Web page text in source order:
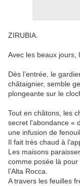
ZIRUBIA.
Avec les beaux jours,
Dès l’entrée, le
châtaignier, semble
plongeante sur le
Tout en châtons, les
secret l'abondance «
une infusion de
Il fait très chaud à
Les maisons
comme posée là
l’Alta Rocca.
A travers les feuilles